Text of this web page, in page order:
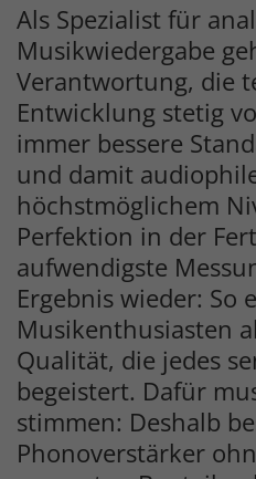
Inhalt
Als Spezialist für
Musikwiedergabe
Verantwortung, die
Entwicklung stetig
immer bessere
und damit
höchstmöglichem
Perfektion in der
aufwendigste
Ergebnis wieder: So
Musikenthusiasten
Qualität, die jedes
begeistert. Dafür
stimmen: Deshalb
Phonoverstärker